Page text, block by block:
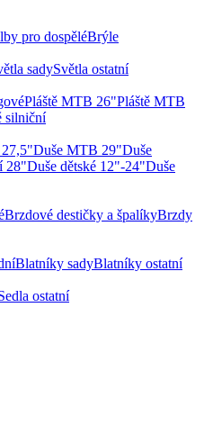
pro dospěléBrýle
sadySvětla ostatní
Pláště MTB 26"Pláště MTB
silniční
Duše MTB 29"Duše
28"Duše dětské 12"-24"Duše
Brzdové destičky a špalíkyBrzdy
Blatníky sadyBlatníky ostatní
ostatní